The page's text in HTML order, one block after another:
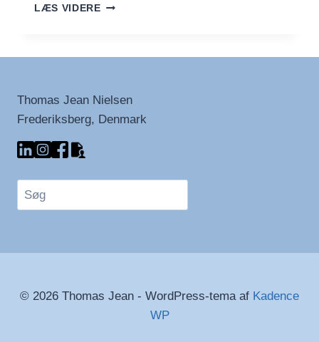
LÆS VIDERESKRIV
Thomas Jean Nielsen
Frederiksberg, Denmark
Søg
© 2026 Thomas Jean - WordPress-tema af Kadence
WP